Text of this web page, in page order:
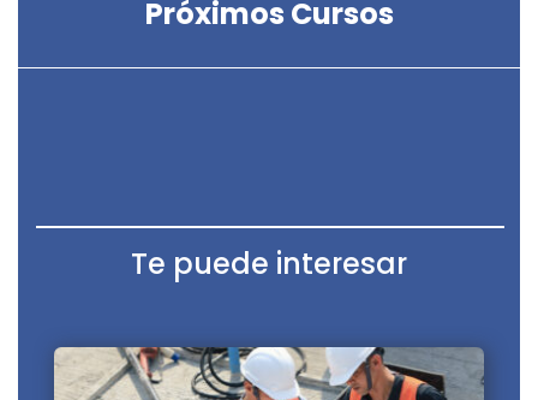
Próximos Cursos
Te puede interesar